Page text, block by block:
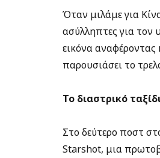
Όταν μιλάμε για
ασύλληπτες για τον
εικόνα
παρουσιάσει το
Το διαστρικό
Στο δεύτερο ποστ
Starshot, μια